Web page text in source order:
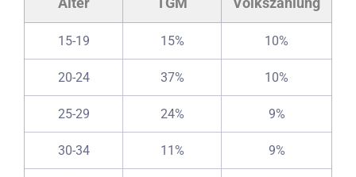
15-19 15% 10%
20-24 37% 10%
25-29 24% 9%
30-34 11% 9%